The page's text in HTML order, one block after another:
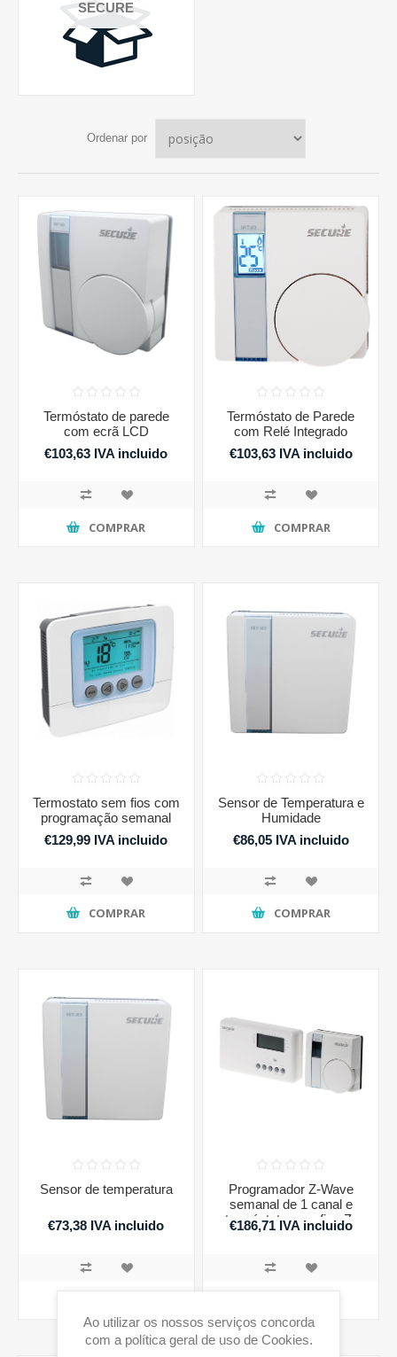
SECURE
Ordenar por
Termóstato de parede
com ecrã LCD
€103,63 IVA incluido
COMPRAR
Termóstato de Parede
com Relé Integrado
€103,63 IVA incluido
COMPRAR
Termostato sem fios com
programação semanal
€129,99 IVA incluido
COMPRAR
Sensor de Temperatura e
Humidade
€86,05 IVA incluido
COMPRAR
Sensor de temperatura
€73,38 IVA incluido
Programador Z-Wave
semanal de 1 canal e
termóstato sem fios Z-
Wave.
€186,71 IVA incluido
Ao utilizar os nossos serviços concorda
com a política geral de uso de Cookies.